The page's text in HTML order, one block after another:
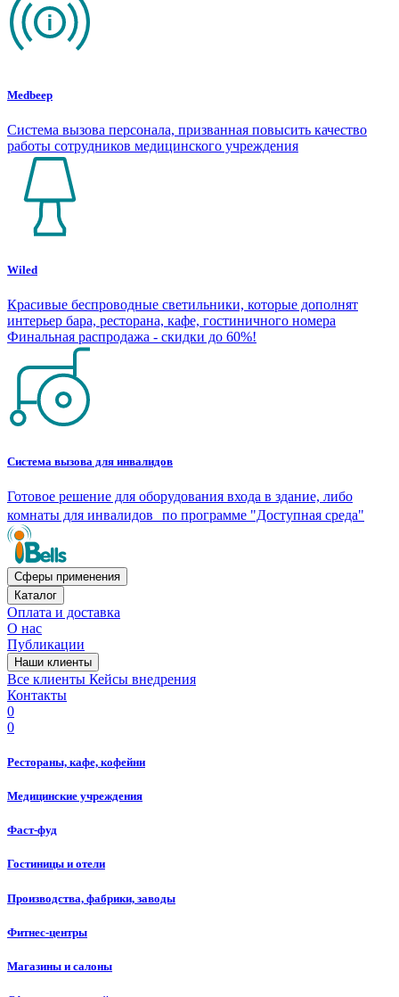
Medbeep
Система вызова персонала, призванная повысить качество
работы сотрудников медицинского учреждения
Wiled
Красивые беспроводные светильники, которые дополнят
интерьер бара, ресторана, кафе, гостиничного номера
Финальная распродажа - скидки до 60%!
Система вызова для инвалидов
Готовое решение для оборудования входа в здание, либо
комнаты для инвалидов по программе "Доступная среда"
Сферы применения
Каталог
Оплата и доставка
О нас
Публикации
Наши клиенты
Все клиенты Кейсы внедрения
Контакты
0
0
Рестораны, кафе, кофейни
Медицинские учреждения
Фаст-фуд
Гостиницы и отели
Производства, фабрики, заводы
Фитнес-центры
Магазины и салоны